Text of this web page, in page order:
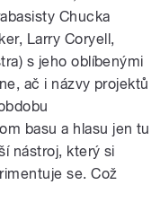
Chucka
Larry Coryell,
s jeho oblíbenými
ač i názvy projektů
basu a hlasu jen tu
nástroj, který si
se. Což